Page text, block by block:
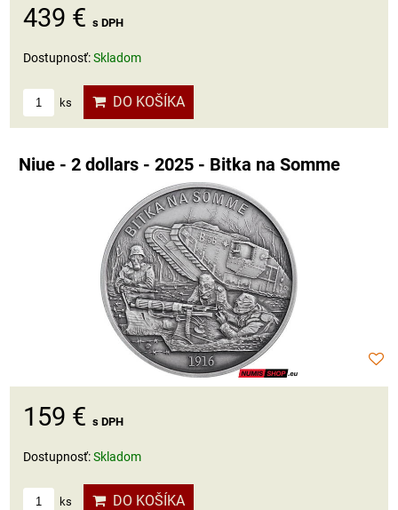
439 € s DPH
Dostupnosť:Skladom
ks DO KOŠÍKA
Niue - 2 dollars - 2025 - Bitka na Somme
159 € s DPH
Dostupnosť:Skladom
ks DO KOŠÍKA